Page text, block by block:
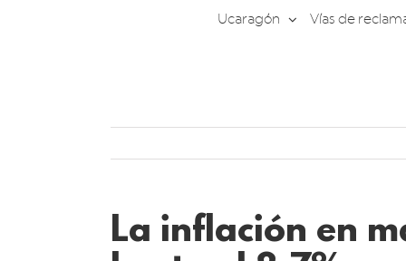
Ucaragón Vías de
La inflación en